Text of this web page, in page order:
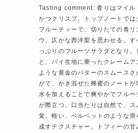
Tasting comment: 香りはマイル
かつクリスプ。トップノートでは
フルーティーで、切りたての青リ
ウ、仄かな西洋梨を思わせる。す
っぷりのフルーツサラダとなり、
と、パイ生地に乗ったクレームア
ような黄金のバターのスムースさ
がて、かき混ぜた蜂蜜のノートが
水を加えることで爽やかでフルー
が際立つ。口当たりは自然で、ス
覚。軽い、ベルベットのような滑
成すテクスチャー。トフィーの甘